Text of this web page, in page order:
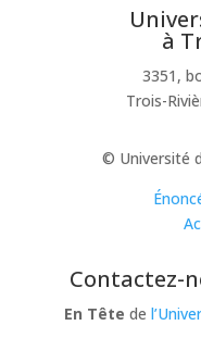
à
3351,
Trois-
© Université
Contactez-
En Tête de